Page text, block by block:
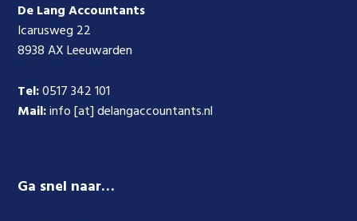
De Lang Accountants
Icarusweg 22
8938 AX Leeuwarden
Tel:0517 342 101
Mail:info [at] delangaccountants.nl
Ga snel naar…